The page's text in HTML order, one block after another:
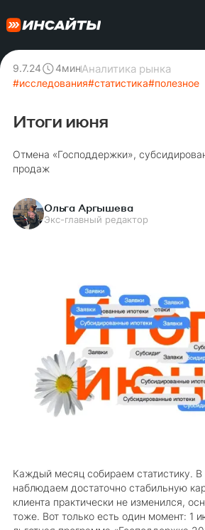
9.7.24 4минАналитика рынка
#исследования#статистика#полезное
Итоги июня
Отмена «Господдержки»,
продаж
Ольга Аргышева
Экс-главный редактор
Каждый месяц собираем статистику.
наблюдаем достаточно стабильную
клиента практически не изменился,
тоже. Вот только есть один момент: 1